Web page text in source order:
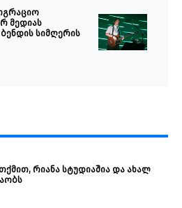
მედიას
სიმღერის
თქმით, რიანა სტუდიაშია და ახალ